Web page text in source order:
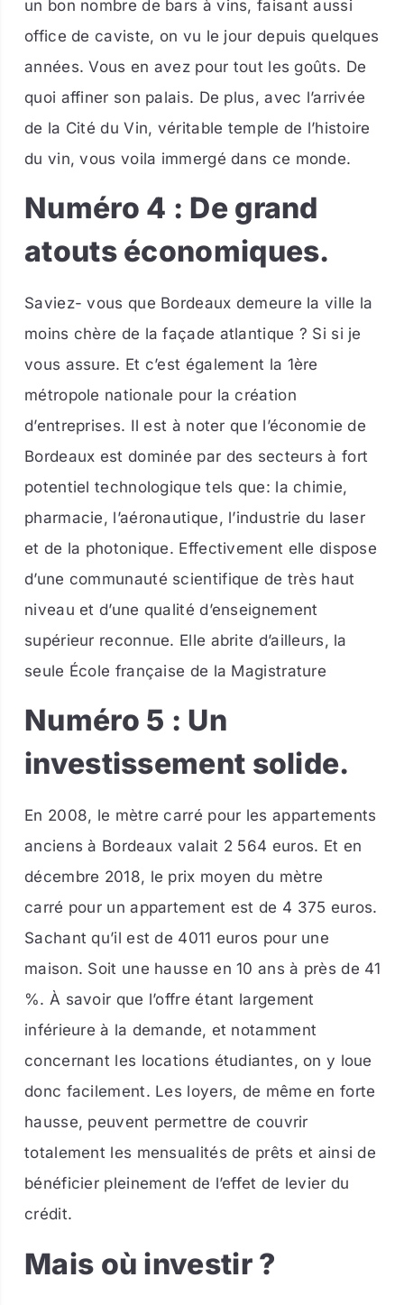
un bon nombre de bars à vins, faisant aussi
office de caviste, on vu le jour depuis quelques
années. Vous en avez pour tout les goûts. De
quoi affiner son palais. De plus, avec l’arrivée
de la Cité du Vin, véritable temple de l’histoire
du vin, vous voila immergé dans ce monde.
Numéro 4 : De grand
atouts économiques.
Saviez- vous que Bordeaux demeure la ville la
moins chère de la façade atlantique ? Si si je
vous assure. Et c’est également la 1ère
métropole nationale pour la création
d’entreprises. Il est à noter que l’économie de
Bordeaux est dominée par des secteurs à fort
potentiel technologique tels que: la chimie,
pharmacie, l’aéronautique, l’industrie du laser
et de la photonique. Effectivement elle dispose
d’une communauté scientifique de très haut
niveau et d’une qualité d’enseignement
supérieur reconnue. Elle abrite d’ailleurs, la
seule École française de la Magistrature
Numéro 5 : Un
investissement solide.
En 2008, le mètre carré pour les appartements
anciens à Bordeaux valait 2 564 euros. Et en
décembre 2018, le prix moyen du mètre
carré pour un appartement est de 4 375 euros.
Sachant qu’il est de 4011 euros pour une
maison. Soit une hausse en 10 ans à près de 41
%. À savoir que l’offre étant largement
inférieure à la demande, et notamment
concernant les locations étudiantes, on y loue
donc facilement. Les loyers, de même en forte
hausse, peuvent permettre de couvrir
totalement les mensualités de prêts et ainsi de
bénéficier pleinement de l’effet de levier du
crédit.
Mais où investir ?